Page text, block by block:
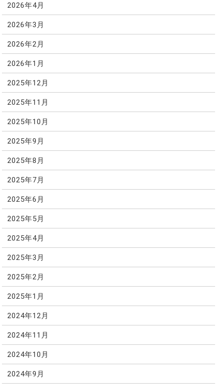
2026年4月
2026年3月
2026年2月
2026年1月
2025年12月
2025年11月
2025年10月
2025年9月
2025年8月
2025年7月
2025年6月
2025年5月
2025年4月
2025年3月
2025年2月
2025年1月
2024年12月
2024年11月
2024年10月
2024年9月